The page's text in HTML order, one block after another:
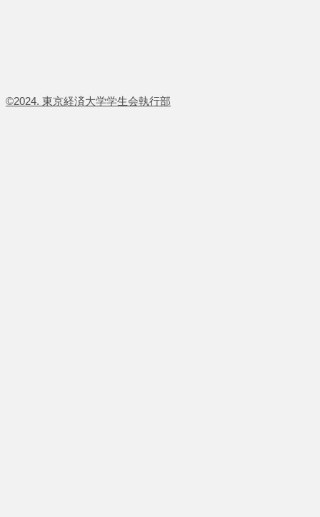
​©2024. 東京経済大学学生会執行部